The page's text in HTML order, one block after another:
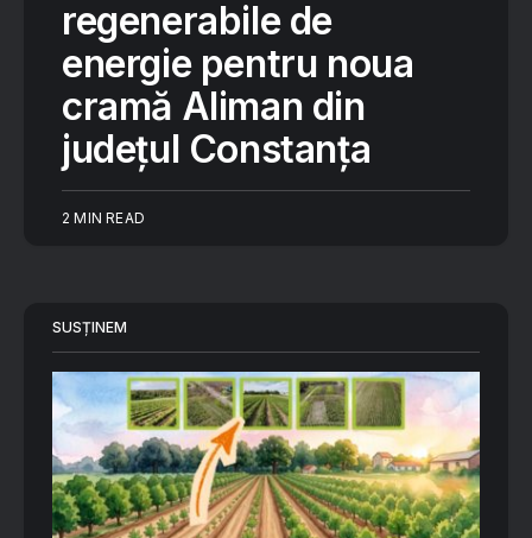
regenerabile de
energie pentru noua
cramă Aliman din
județul Constanța
2 MIN READ
SUSȚINEM